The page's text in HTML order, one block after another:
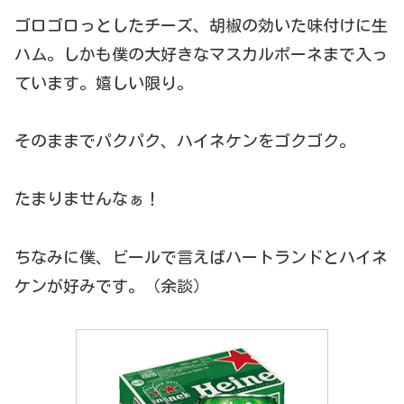
ゴロゴロっとしたチーズ、胡椒の効いた味付けに生
ハム。しかも僕の大好きなマスカルポーネまで入っ
ています。嬉しい限り。
そのままでパクパク、ハイネケンをゴクゴク。
たまりませんなぁ！
ちなみに僕、ビールで言えばハートランドとハイネ
ケンが好みです。（余談）